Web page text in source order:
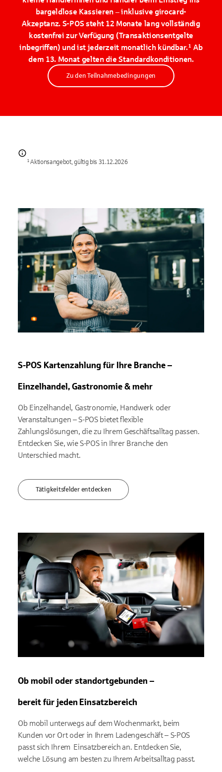
bargeldlose Kassieren – inklusive girocard-
Akzeptanz. S-POS steht 12 Monate lang vollständig
kostenfrei zur Verfügung (Transaktionsentgelte
inbegriffen) und ist jederzeit monatlich kündbar.¹ Ab
dem 13. Monat gelten die Standardkonditionen.
Zu den Teilnahmebedingungen
¹ Aktionsangebot, gültig bis 31.12.2026
S-POS Kartenzahlung für Ihre Branche –
Einzelhandel, Gastronomie & mehr
Ob Einzelhandel, Gastronomie, Handwerk oder
Veranstaltungen – S-POS bietet flexible
Zahlungslösungen, die zu Ihrem Geschäftsalltag passen.
Entdecken Sie, wie S-POS in Ihrer Branche den
Unterschied macht.
Tätigkeitsfelder entdecken
Ob mobil oder standortgebunden –
bereit für jeden Einsatzbereich
Ob mobil unterwegs auf dem Wochenmarkt, beim
Kunden vor Ort oder in Ihrem Ladengeschäft – S-POS
passt sich Ihrem Einsatzbereich an. Entdecken Sie,
welche Lösung am besten zu Ihrem Arbeitsalltag passt.